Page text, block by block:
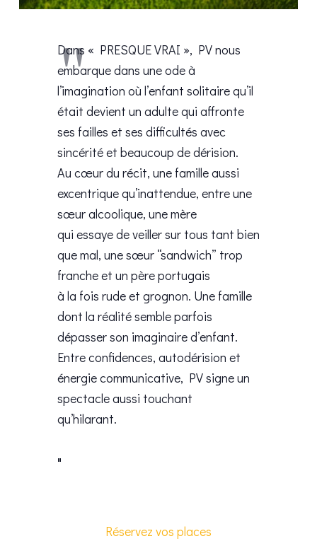
Dans « PRESQUE VRAI », PV nous
embarque dans une ode à
l’imagination où l’enfant solitaire qu’il
était devient un adulte qui affronte
ses failles et ses difficultés avec
sincérité et beaucoup de dérision.
Au cœur du récit, une famille aussi
excentrique qu’inattendue, entre une
sœur alcoolique, une mère
qui essaye de veiller sur tous tant bien
que mal, une sœur “sandwich” trop
franche et un père portugais
à la fois rude et grognon. Une famille
dont la réalité semble parfois
dépasser son imaginaire d’enfant.
Entre confidences, autodérision et
énergie communicative, PV signe un
spectacle aussi touchant
qu’hilarant.
Réservez vos places